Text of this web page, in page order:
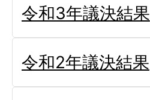
令和3年議決結果
令和2年議決結果